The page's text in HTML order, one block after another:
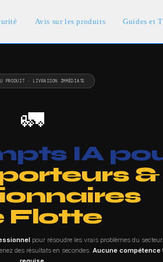
Avis sur les produits Guides et
PRODUIT · LIVRAISON IMMÉDIATE
🚛
IA
&
Flotte
pour résoudre les vrais problèmes du secteur.
des résultats en secondes. Aucune compétence